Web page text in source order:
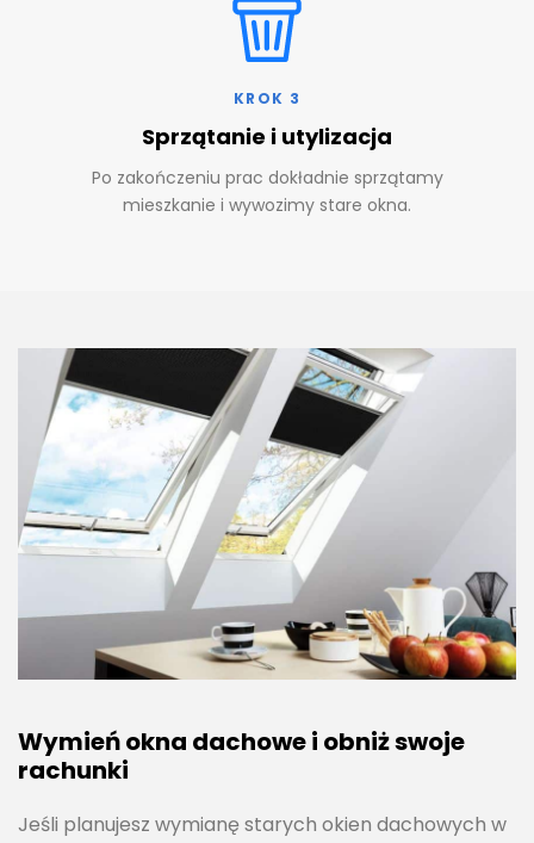
KROK 3
Sprzątanie i utylizacja
Po zakończeniu prac dokładnie sprzątamy
mieszkanie i wywozimy stare okna.
Wymień okna dachowe i obniż swoje
rachunki
Jeśli planujesz wymianę starych okien dachowych w